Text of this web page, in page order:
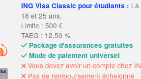
ING Visa Classic pour étudiants :
18 et 25 ans.
Limite : 500 €
TAEG : 12,50 %
Package d'assurances gratuites
Mode de paiement universel
Vous devez avoir un compte chez
Pas de remboursement échelonné